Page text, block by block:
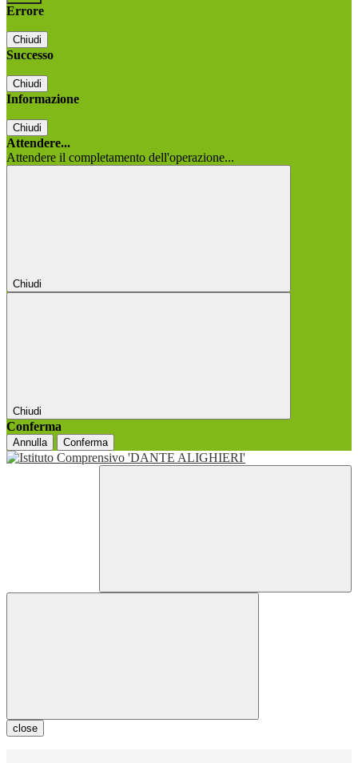
Errore
Chiudi
Successo
Chiudi
Informazione
Chiudi
Attendere...
Attendere il completamento dell'operazione...
Chiudi
Chiudi
Conferma
Annulla Conferma
close